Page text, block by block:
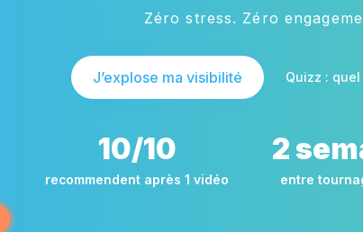
Zéro stress. Zéro
J’explose ma visibilité Quizz :
10/10
recommendent après 1 vidéo
2
entre